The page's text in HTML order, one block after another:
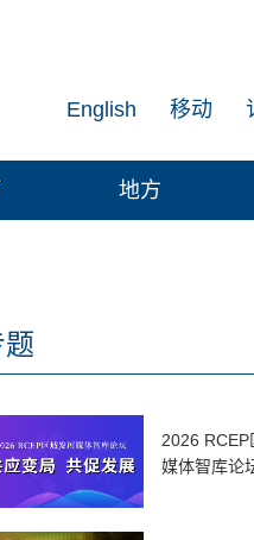
移动
English
地方
题
2026 RCEP
媒体智库论